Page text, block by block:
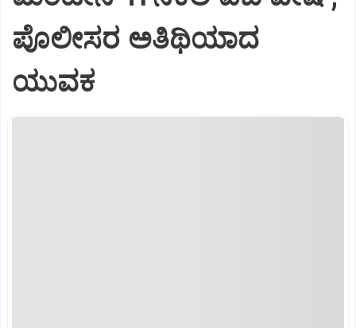
ಪೊಲೀಸರ ಅತಿಥಿಯಾದ
ಯುವಕ